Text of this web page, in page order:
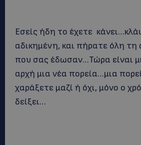
Εσείς ήδη το έχετε
αδικημένη, και πήρατε όλη τη
που σας έδωσαν…Τώρα είναι
αρχή μια νέα πορεία…μια
χαράξετε μαζί ή όχι, μόνο ο
δείξει…